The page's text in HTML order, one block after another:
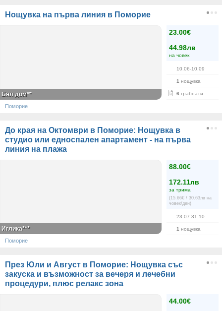
Нощувка на първа линия в Поморие
23.00€
44.98лв
на човек
10.06-10.09
1 нощувка
6 грабнати
Бял дом**
Поморие
До края на Октомври в Поморие: Нощувка в
студио или едноспален апартамент - на първа
линия на плажа
88.00€
172.11лв
за трима
(15.66€ / 30.63лв на
човек/ден)
23.07-31.10
1 нощувка
Иглика***
Поморие
През Юли и Август в Поморие: Нощувка със
закуска и възможност за вечеря и лечебни
процедури, плюс релакс зона
44.00€